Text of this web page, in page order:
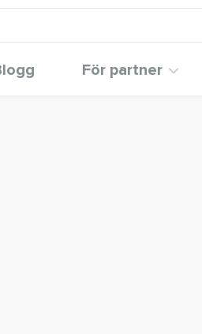
För partner